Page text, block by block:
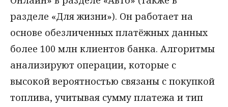
разделе «Для жизни»). Он работает на
основе обезличенных платёжных данных
более 100 млн клиентов банка. Алгоритмы
анализируют операции, которые с
высокой вероятностью связаны с покупкой
топлива, учитывая сумму платежа и тип